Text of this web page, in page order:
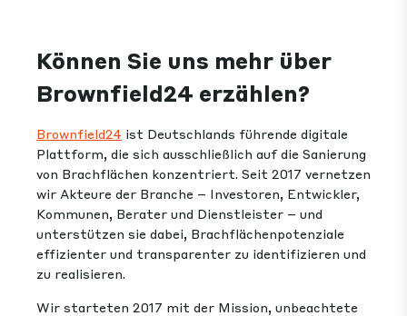
Können Sie uns mehr über
Brownfield24 erzählen?
Brownfield24 ist Deutschlands führende digitale
Plattform, die sich ausschließlich auf die Sanierung
von Brachflächen konzentriert. Seit 2017 vernetzen
wir Akteure der Branche – Investoren, Entwickler,
Kommunen, Berater und Dienstleister – und
unterstützen sie dabei, Brachflächenpotenziale
effizienter und transparenter zu identifizieren und
zu realisieren.
Wir starteten 2017 mit der Mission, unbeachtete